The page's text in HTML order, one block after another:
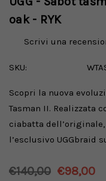
oak - RYK
Scrivi una
SKU:
Scopri la nuova
Tasman II. Realizzata
ciabatta
l’esclusivo UGGbraid
€140,00 €98,00